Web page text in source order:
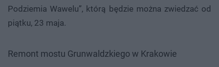
Podziemia Wawelu”, którą będzie można zwiedzać od
piątku, 23 maja.
Remont mostu Grunwaldzkiego w Krakowie